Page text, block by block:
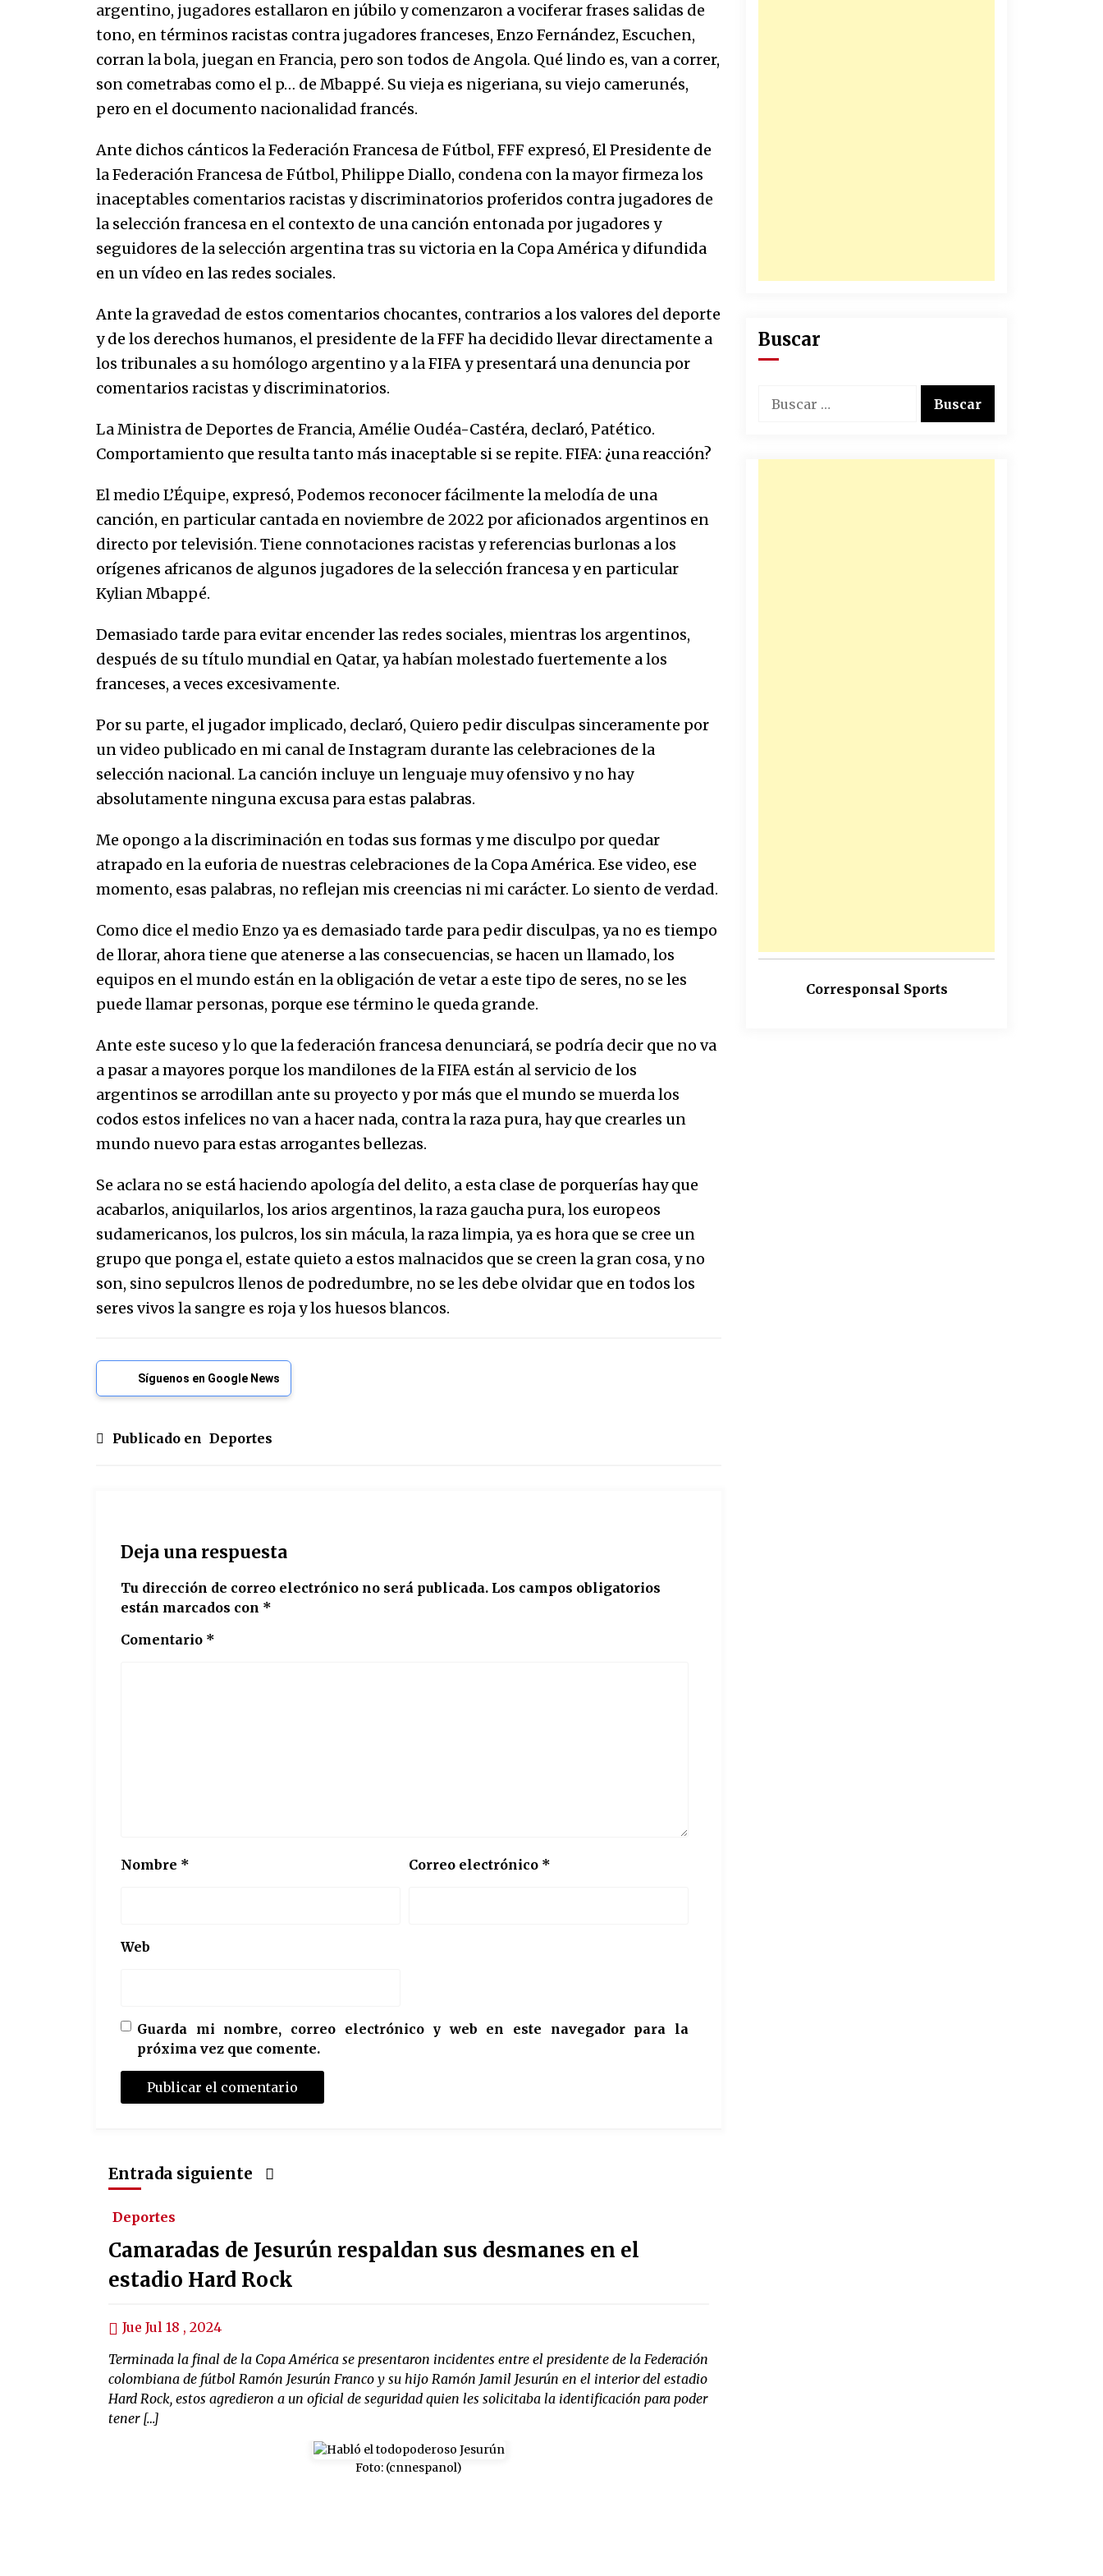
07/01/2026
Que sea un hecho el decreto que
quita prima de servicios a
honorables zánganos
31/12/2025
El aumento del mínimo causa
escozor en pueblo colombiano
31/12/2025
argentino, jugadores estallaron en júbilo y comenzaron a vociferar frases salidas de
tono, en términos racistas contra jugadores franceses, Enzo Fernández, Escuchen,
corran la bola, juegan en Francia, pero son todos de Angola. Qué lindo es, van a correr,
son cometrabas como el p… de Mbappé. Su vieja es nigeriana, su viejo camerunés,
pero en el documento nacionalidad francés.
Ante dichos cánticos la Federación Francesa de Fútbol, FFF expresó, El Presidente de
la Federación Francesa de Fútbol, Philippe Diallo, condena con la mayor firmeza los
inaceptables comentarios racistas y discriminatorios proferidos contra jugadores de
la selección francesa en el contexto de una canción entonada por jugadores y
seguidores de la selección argentina tras su victoria en la Copa América y difundida
en un vídeo en las redes sociales.
Ante la gravedad de estos comentarios chocantes, contrarios a los valores del deporte
y de los derechos humanos, el presidente de la FFF ha decidido llevar directamente a
los tribunales a su homólogo argentino y a la FIFA y presentará una denuncia por
comentarios racistas y discriminatorios.
La Ministra de Deportes de Francia, Amélie Oudéa-Castéra, declaró, Patético.
Comportamiento que resulta tanto más inaceptable si se repite. FIFA: ¿una reacción?
El medio L’Équipe, expresó, Podemos reconocer fácilmente la melodía de una
canción, en particular cantada en noviembre de 2022 por aficionados argentinos en
directo por televisión. Tiene connotaciones racistas y referencias burlonas a los
orígenes africanos de algunos jugadores de la selección francesa y en particular
Kylian Mbappé.
Demasiado tarde para evitar encender las redes sociales, mientras los argentinos,
después de su título mundial en Qatar, ya habían molestado fuertemente a los
franceses, a veces excesivamente.
Por su parte, el jugador implicado, declaró, Quiero pedir disculpas sinceramente por
un video publicado en mi canal de Instagram durante las celebraciones de la
selección nacional. La canción incluye un lenguaje muy ofensivo y no hay
absolutamente ninguna excusa para estas palabras.
Me opongo a la discriminación en todas sus formas y me disculpo por quedar
atrapado en la euforia de nuestras celebraciones de la Copa América. Ese video, ese
momento, esas palabras, no reflejan mis creencias ni mi carácter. Lo siento de verdad.
Como dice el medio Enzo ya es demasiado tarde para pedir disculpas, ya no es tiempo
de llorar, ahora tiene que atenerse a las consecuencias, se hacen un llamado, los
equipos en el mundo están en la obligación de vetar a este tipo de seres, no se les
puede llamar personas, porque ese término le queda grande.
Ante este suceso y lo que la federación francesa denunciará, se podría decir que no va
a pasar a mayores porque los mandilones de la FIFA están al servicio de los
argentinos se arrodillan ante su proyecto y por más que el mundo se muerda los
codos estos infelices no van a hacer nada, contra la raza pura, hay que crearles un
mundo nuevo para estas arrogantes bellezas.
Se aclara no se está haciendo apología del delito, a esta clase de porquerías hay que
acabarlos, aniquilarlos, los arios argentinos, la raza gaucha pura, los europeos
sudamericanos, los pulcros, los sin mácula, la raza limpia, ya es hora que se cree un
grupo que ponga el, estate quieto a estos malnacidos que se creen la gran cosa, y no
son, sino sepulcros llenos de podredumbre, no se les debe olvidar que en todos los
seres vivos la sangre es roja y los huesos blancos.
Síguenos en Google News
Publicado en Deportes
Deja una respuesta
Tu dirección de correo electrónico no será publicada. Los campos obligatorios
están marcados con *
Comentario *
Nombre * Correo electrónico *
Web
Guarda mi nombre, correo electrónico y web en este navegador para la
próxima vez que comente.
Entrada siguiente
Deportes
Camaradas de Jesurún respaldan sus desmanes en el
estadio Hard Rock
Jue Jul 18 , 2024
Terminada la final de la Copa América se presentaron incidentes entre el presidente de la Federación
colombiana de fútbol Ramón Jesurún Franco y su hijo Ramón Jamil Jesurún en el interior del estadio
Hard Rock, estos agredieron a un oficial de seguridad quien les solicitaba la identificación para poder
tener […]
Foto: (cnnespanol)
Buscar
Corresponsal Sports